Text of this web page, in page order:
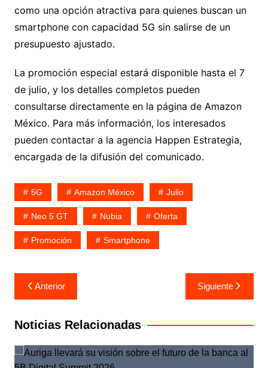
como una opción atractiva para quienes buscan un
smartphone con capacidad 5G sin salirse de un
presupuesto ajustado.
La promoción especial estará disponible hasta el 7
de julio, y los detalles completos pueden
consultarse directamente en la página de Amazon
México. Para más información, los interesados
pueden contactar a la agencia Happen Estrategia,
encargada de la difusión del comunicado.
5G Amazon México Julio
Neo 5 GT Nubia Oferta
Promoción Smartphone
Navegación
de
entradas
Anterior Siguiente
Noticias Relacionadas